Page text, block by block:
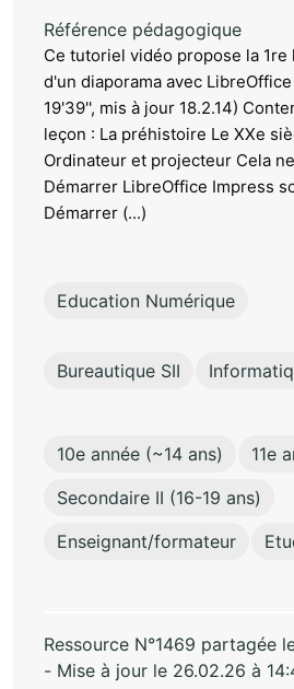
Référence pédagogique
Ce tutoriel vidéo propose la 1re
d'un diaporama avec
19'39'', mis à jour 18.2.14)
leçon : La préhistoire Le XXe
Ordinateur et projecteur Cela
Démarrer LibreOffice Impress
Démarrer (...)
Education Numérique
Bureautique SII
10e année (~14 ans)
11e
Secondaire II (16-19 ans)
Enseignant/formateur
Ressource N°1469 partagée
- Mise à jour le 26.02.26 à